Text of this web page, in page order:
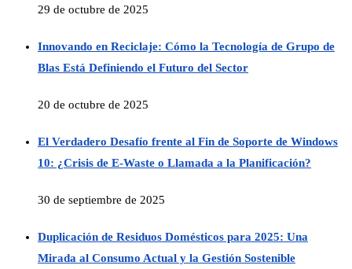
29 de octubre de 2025
Innovando en Reciclaje: Cómo la Tecnología de Grupo de
Blas Está Definiendo el Futuro del Sector
20 de octubre de 2025
El Verdadero Desafío frente al Fin de Soporte de Windows
10: ¿Crisis de E-Waste o Llamada a la Planificación?
30 de septiembre de 2025
Duplicación de Residuos Domésticos para 2025: Una
Mirada al Consumo Actual y la Gestión Sostenible